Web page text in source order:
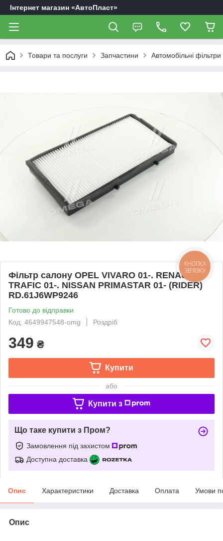
Інтернет магазин «АвтоПласт»
Товари та послуги Запчастини Автомобільні фільтри
Фільтр салону OPEL VIVARO 01-. RENAULT
TRAFIC 01-. NISSAN PRIMASTAR 01- (RIDER)
RD.61J6WP9246
Готово до відправки
Код: 4649947548-omg
Роздріб
349 ₴
Купити
або
Купити з
Що таке купити з Пром?
Замовлення під захистом
Доступна доставка
Опис Характеристики Доставка Оплата Умови
Опис
КНОПКА
ЗВ'ЯЗКУ